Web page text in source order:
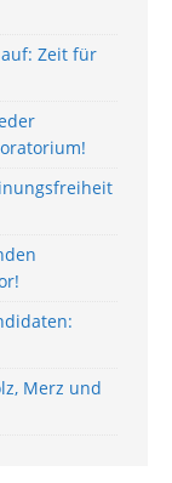
Zeit für
Merz und